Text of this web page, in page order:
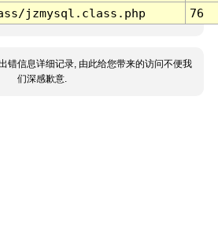
jzmysql.class.php 76
错信息详细记录, 由此给您带来的访问不便我
们深感歉意.